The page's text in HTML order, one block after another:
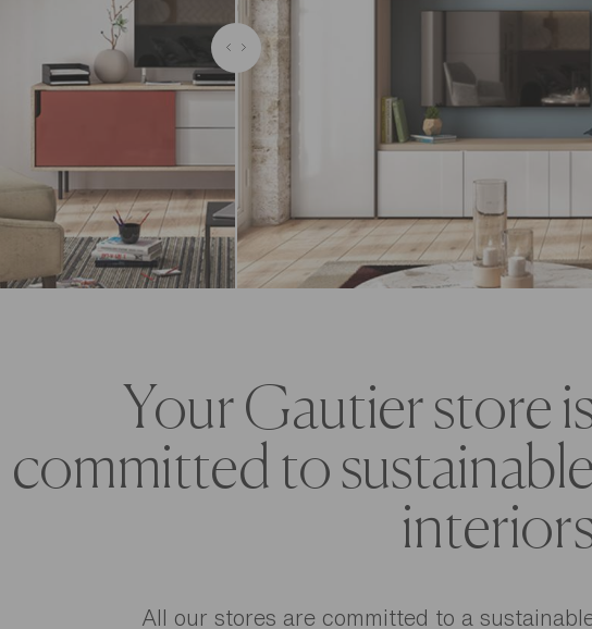
Your Gautier store
committed to
All our stores are committed to a